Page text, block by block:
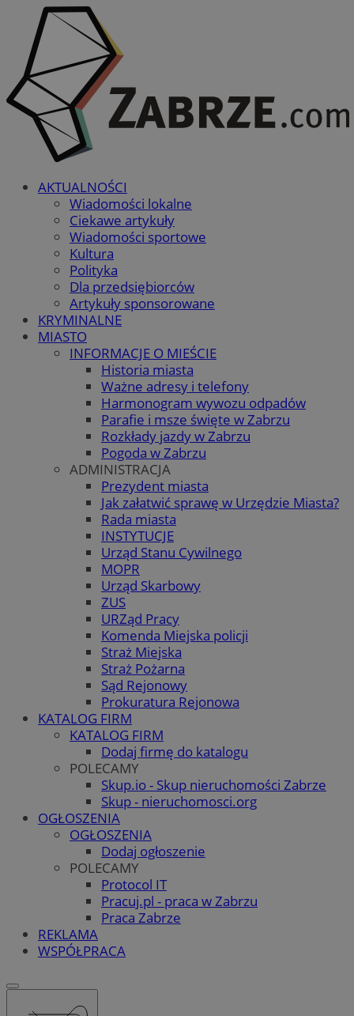
AKTUALNOŚCI
Wiadomości lokalne
Ciekawe artykuły
Wiadomości sportowe
Kultura
Polityka
Dla przedsiębiorców
Artykuły sponsorowane
KRYMINALNE
MIASTO
INFORMACJE O MIEŚCIE
Historia miasta
Ważne adresy i telefony
Harmonogram wywozu odpadów
Parafie i msze święte w Zabrzu
Rozkłady jazdy w Zabrzu
Pogoda w Zabrzu
ADMINISTRACJA
Prezydent miasta
Jak załatwić sprawę w Urzędzie Miasta?
Rada miasta
INSTYTUCJE
Urząd Stanu Cywilnego
MOPR
Urząd Skarbowy
ZUS
URZąd Pracy
Komenda Miejska policji
Straż Miejska
Straż Pożarna
Sąd Rejonowy
Prokuratura Rejonowa
KATALOG FIRM
KATALOG FIRM
Dodaj firmę do katalogu
POLECAMY
Skup.io - Skup nieruchomości Zabrze
Skup - nieruchomosci.org
OGŁOSZENIA
OGŁOSZENIA
Dodaj ogłoszenie
POLECAMY
Protocol IT
Pracuj.pl - praca w Zabrzu
Praca Zabrze
REKLAMA
WSPÓŁPRACA